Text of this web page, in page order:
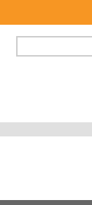
FORMULAIRE